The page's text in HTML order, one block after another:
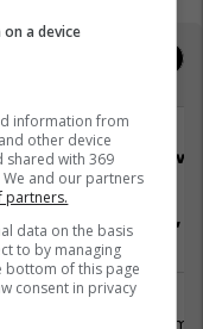
Arkatare,
a device
information from
other device
shared with 369
and our partners
partners.
data on the basis
to by managing
bottom of this page
consent in privacy